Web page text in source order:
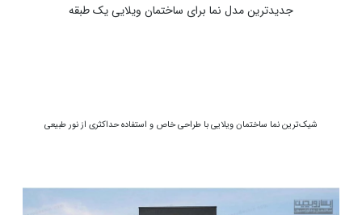
جدیدترین مدل نما برای ساختمان ویلایی یک طبقه
شیک‌ترین نما ساختمان ویلایی با طراحی خاص و استفاده حداکثری از نور طبیعی